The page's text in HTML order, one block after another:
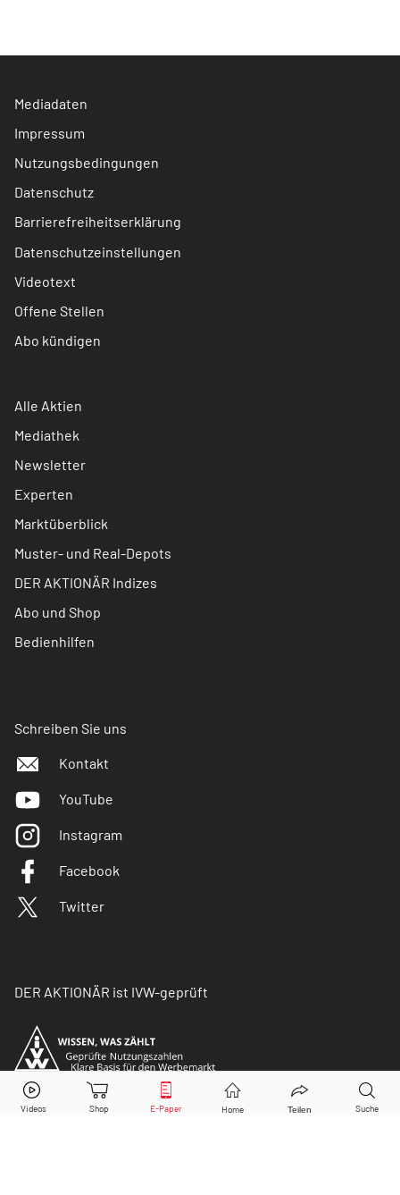
Mediadaten
Impressum
Nutzungsbedingungen
Datenschutz
Barrierefreiheitserklärung
Datenschutzeinstellungen
Videotext
Offene Stellen
Abo kündigen
Alle Aktien
Mediathek
Newsletter
Experten
Marktüberblick
Muster- und Real-Depots
DER AKTIONÄR Indizes
Abo und Shop
Bedienhilfen
Schreiben Sie uns
Kontakt
YouTube
Instagram
Facebook
Twitter
DER AKTIONÄR ist IVW-geprüft